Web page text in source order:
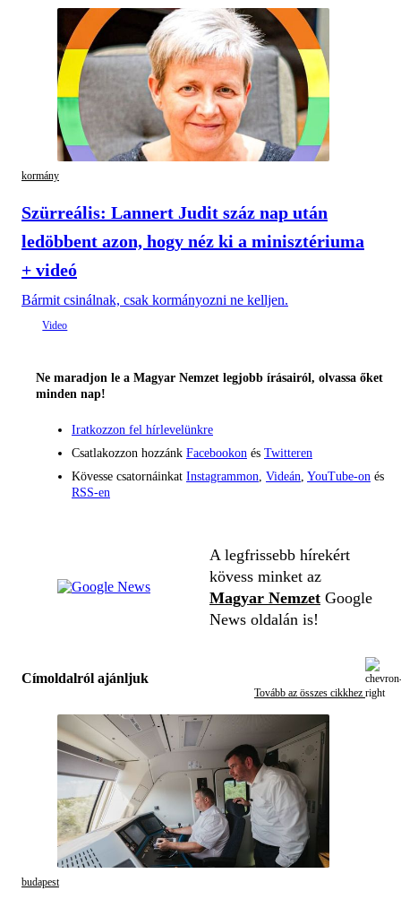
kormány
Szürreális: Lannert Judit száz nap után
ledöbbent azon, hogy néz ki a minisztériuma
+ videó
Bármit csinálnak, csak kormányozni ne kelljen.
Ne maradjon le a Magyar Nemzet legjobb írásairól, olvassa őket
minden nap!
Iratkozzon fel hírlevelünkre
Csatlakozzon hozzánk Facebookon és Twitteren
Kövesse csatornáinkat Instagrammon Videán YouTube-on és
RSS-en
A legfrissebb hírekért
kövess minket az
Magyar Nemzet Google
News oldalán is!
Címoldalról ajánljuk
Tovább az összes cikkhez
budapest